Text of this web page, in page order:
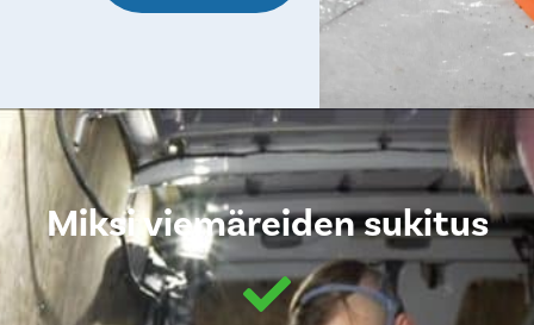
Miksi viemäreiden sukitus